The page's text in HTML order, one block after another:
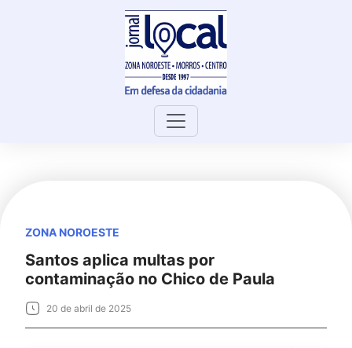
ZONA NOROESTE
Santos aplica multas por
contaminação no Chico de Paula
20 de abril de 2025